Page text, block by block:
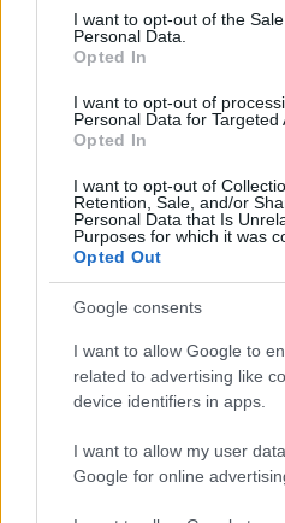
consent section.
I want to opt-out of the
Personal Data.
Opted In
I want to opt-out of
Personal Data for Targeted
Opted In
I want to opt-out of
Retention, Sale, and/or
Personal Data that Is
Purposes for which it was
Opted Out
Google consents
I want to allow Google to
related to advertising like
device identifiers in apps.
I want to allow my user
Google for online
HÍRADÓ #KÜLFÖLD #
BEN STILLER
REKORD
Népszerű